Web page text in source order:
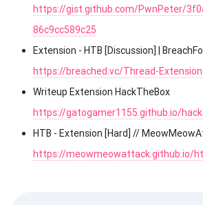
https://gist.github.com/PwnPeter/
86c9cc589c25
Extension - HTB [Discussion] |
https://breached.vc/Thread-
Writeup Extension HackTheBox
https://gatogamer1155.github.io/
HTB - Extension [Hard] //
https://meowmeowattack.github.io/